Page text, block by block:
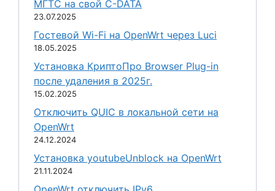
МГТС на свой C-DATA
23.07.2025
Гостевой Wi-Fi на OpenWrt через Luci
18.05.2025
Установка КриптоПро Browser Plug-in
после удаления в 2025г.
15.02.2025
Отключить QUIC в локальной сети на
OpenWrt
24.12.2024
Установка youtubeUnblock на OpenWrt
21.11.2024